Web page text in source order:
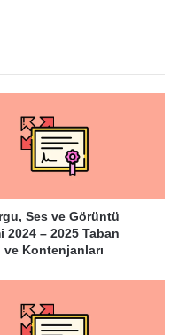
Ses ve Görüntü
2024 – 2025 Taban
ve Kontenjanları